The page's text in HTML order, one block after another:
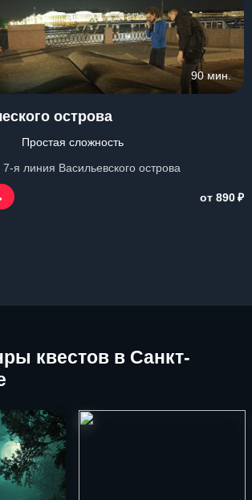
90 мин.
острова
Простая сложность
7-я линия Васильевского острова
от 890₽
квестов в Санкт-